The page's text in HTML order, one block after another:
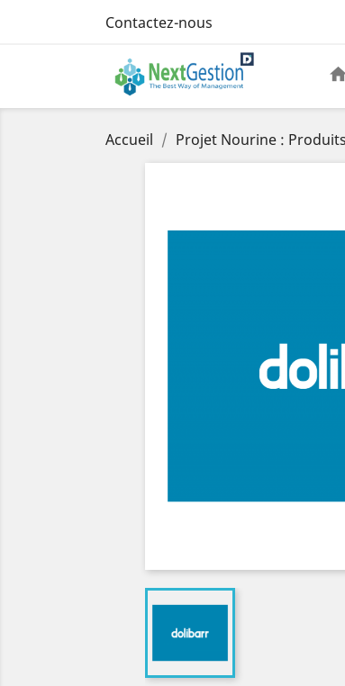
Contactez-nous
Accueil Projet Nourine :